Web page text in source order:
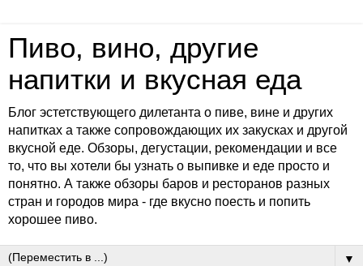
Пиво, вино, другие
напитки и вкусная еда
Блог эстетствующего дилетанта о пиве, вине и других
напитках а также сопровождающих их закусках и другой
вкусной еде. Обзоры, дегустации, рекомендации и все
то, что вы хотели бы узнать о выпивке и еде просто и
понятно. А также обзоры баров и ресторанов разных
стран и городов мира - где вкусно поесть и попить
хорошее пиво.
▼